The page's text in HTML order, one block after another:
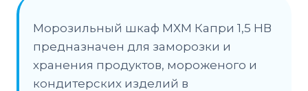
Морозильный шкаф МХМ Капри 1,5 НВ
предназначен для заморозки и
хранения продуктов, мороженого и
кондитерских изделий в